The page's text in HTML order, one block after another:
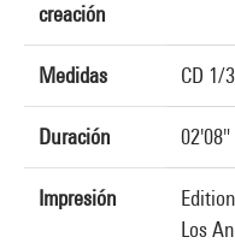
creación
Medidas CD 1/
Duración 02'08"
Impresión
Los